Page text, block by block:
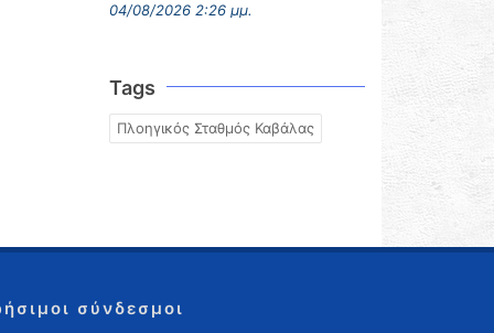
04/08/2026 2:26 μμ.
Tags
Πλοηγικός Σταθμός Καβάλας
σύνδεσμοι